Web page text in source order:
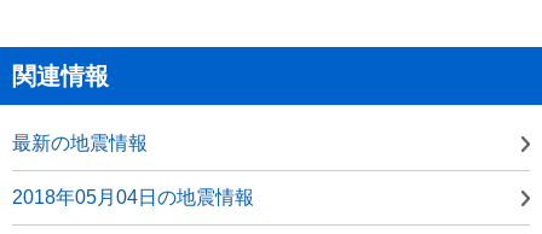
関連情報
最新の地震情報
2018年05月04日の地震情報